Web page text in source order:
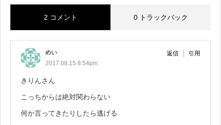
2 コメント 0 トラックバック
めい
2017.08.15 8:54pm
返信 引用
きりんさん
こっちからは絶対関わらない
何か言ってきたりしたら逃げる